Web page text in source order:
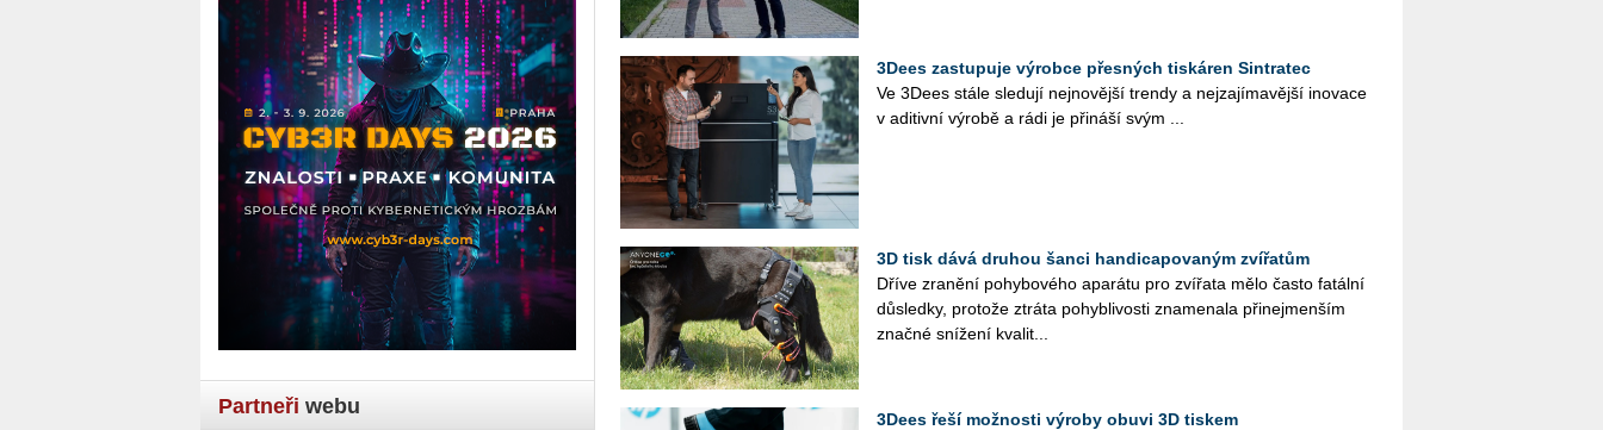
Partneři webu
3Dees zastupuje výrobce přesných tiskáren Sintratec
Ve 3Dees stále sle­du­jí nej­no­věj­ší tren­dy a nej­za­jí­ma­věj­ší ino­va­ce
v adi­tiv­ní vý­ro­bě a rádi je při­ná­ší svým ...
3D tisk dává druhou šanci handicapovaným zvířatům
Dříve zra­ně­ní po­hy­bo­vé­ho apa­rá­tu pro zví­řa­ta mělo často fa­tál­ní
dů­sled­ky, pro­to­že ztrá­ta po­hyb­li­vos­ti zna­me­na­la při­nejmen­ším
znač­né sní­že­ní kva­li­t...
3Dees řeší možnosti výroby obuvi 3D tiskem